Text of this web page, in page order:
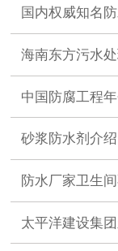
国内权威知名防
海南东方污水
中国防腐工程年会现场
砂浆防水剂介绍
防水厂家卫生
太平洋建设集